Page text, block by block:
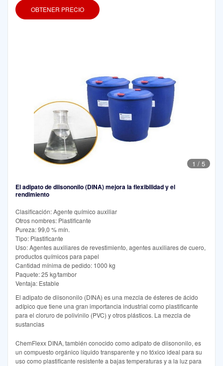
OBTENER PRECIO
1 / 5
El adipato de diisononilo (DINA) mejora la flexibilidad y el
rendimiento
Clasificación: Agente químico auxiliar
Otros nombres: Plastificante
Pureza: 99,0 % mín.
Tipo: Plastificante
Uso: Agentes auxiliares de revestimiento, agentes auxiliares de cuero,
productos químicos para papel
Cantidad mínima de pedido: 1000 kg
Paquete: 25 kg/tambor
Ventaja: Estable
El adipato de diisononilo (DINA) es una mezcla de ésteres de ácido
adípico que tiene una gran importancia industrial como plastificante
para el cloruro de polivinilo (PVC) y otros plásticos. La mezcla de
sustancias
ChemFlexx DINA, también conocido como adipato de diisononilo, es
un compuesto orgánico líquido transparente y no tóxico ideal para su
uso como plastificante resistente a bajas temperaturas y a la luz para